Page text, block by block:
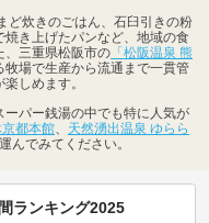
ど炊きのごはん、石臼引きの粉
き上げたパンなど、地域の食
、三重県松阪市の 「松阪温泉 熊
場で生産から流通まで一貫管
しめます。
パー銭湯の中でも特に人気が
京都本館
天然湧出温泉 ゆらら
んでみてください。
ランキング2025